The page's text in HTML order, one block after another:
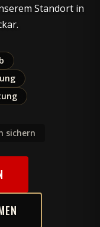
Standort in
sichern